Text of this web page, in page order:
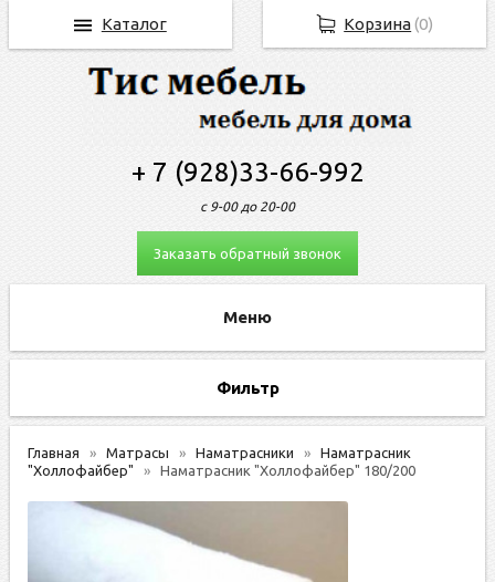
+ 7 (928)33-66-992
с 9-00 до 20-00
Заказать обратный звонок
Фильтр
Главная Матрасы Наматрасники
Наматрасник
"Холлофайбер"
Наматрасник "Холлофайбер" 180/200
Корзина(0)
Каталог